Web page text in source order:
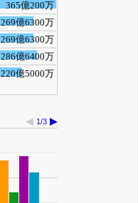
365億200万
269億6300万
269億6300万
286億6400万
220億5000万
1/3